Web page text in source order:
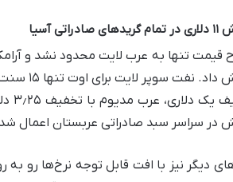
آسیا
کاهش
در سراسر سبد صادراتی عربستان اعمال